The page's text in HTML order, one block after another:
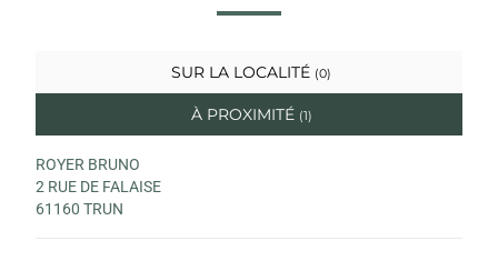
SUR LA LOCALITÉ (0)
À PROXIMITÉ (1)
ROYER BRUNO
2 RUE DE FALAISE
61160 TRUN